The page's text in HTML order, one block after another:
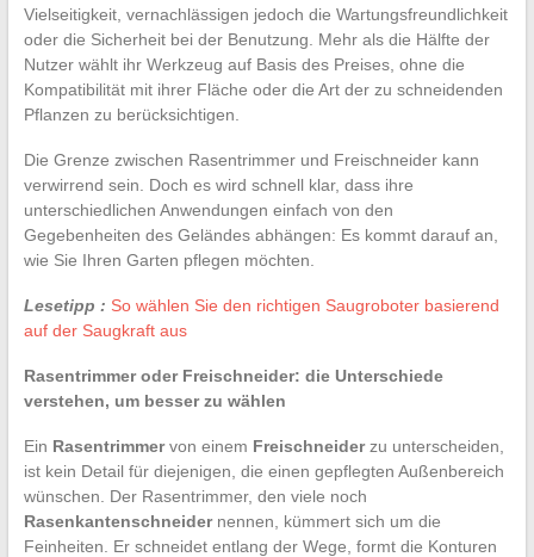
Vielseitigkeit, vernachlässigen jedoch die Wartungsfreundlichkeit
oder die Sicherheit bei der Benutzung. Mehr als die Hälfte der
Nutzer wählt ihr Werkzeug auf Basis des Preises, ohne die
Kompatibilität mit ihrer Fläche oder die Art der zu schneidenden
Pflanzen zu berücksichtigen.
Die Grenze zwischen Rasentrimmer und Freischneider kann
verwirrend sein. Doch es wird schnell klar, dass ihre
unterschiedlichen Anwendungen einfach von den
Gegebenheiten des Geländes abhängen: Es kommt darauf an,
wie Sie Ihren Garten pflegen möchten.
Lesetipp : So wählen Sie den richtigen Saugroboter basierend
auf der Saugkraft aus
Rasentrimmer oder Freischneider: die Unterschiede
verstehen, um besser zu wählen
Ein Rasentrimmervon einem Freischneiderzu unterscheiden,
ist kein Detail für diejenigen, die einen gepflegten Außenbereich
wünschen. Der Rasentrimmer, den viele noch
Rasenkantenschneidernennen, kümmert sich um die
Feinheiten. Er schneidet entlang der Wege, formt die Konturen